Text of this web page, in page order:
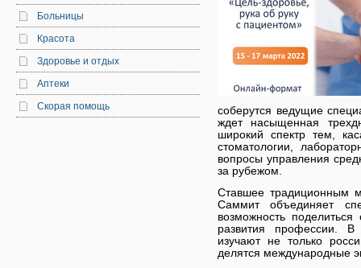
соберутся ведущие
ждет насыщенная
широкий спектр тем,
стоматологии,
вопросы управления
за рубежом.
Ставшее традиционным
Саммит объединяет
возможность
развития профессии.
изучают не только
делятся международные
Больницы
Красота
Здоровье и отдых
Аптеки
Скорая помощь